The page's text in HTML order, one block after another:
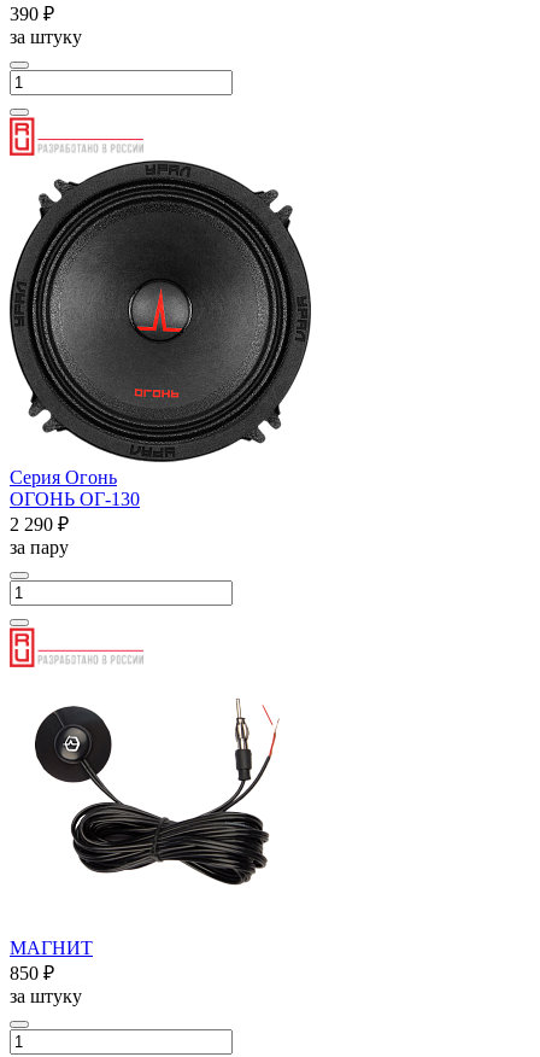
390 ₽
за штуку
Серия Огонь
ОГОНЬ ОГ-130
2 290 ₽
за пару
МАГНИТ
850 ₽
за штуку